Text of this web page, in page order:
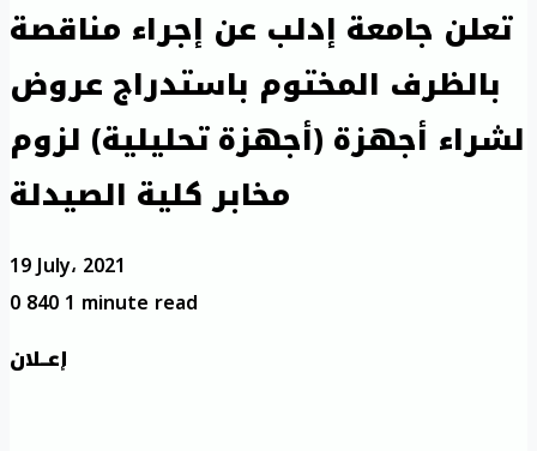
تعلن جامعة إدلب عن إجراء مناقصة
بالظرف المختوم باستدراج عروض
لشراء أجهزة (أجهزة تحليلية) لزوم
مخابر كلية الصيدلة
19 July، 2021
08401 minute read
إعــلان